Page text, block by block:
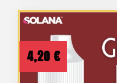
4,20 €